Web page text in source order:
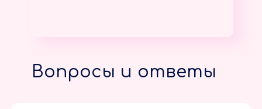
Вопросы и ответы